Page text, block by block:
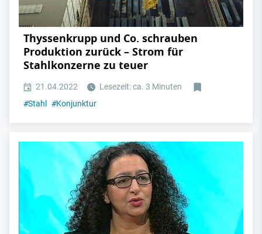
Thyssenkrupp und Co. schrauben
Produktion zurück – Strom für
Stahlkonzerne zu teuer
21.04.2022
Lesezeit: ca. 3 Minuten
#Stahl #Konjunktur